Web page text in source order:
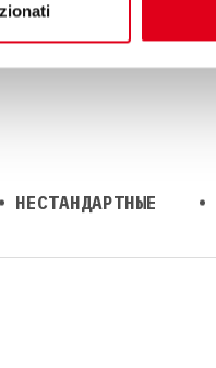
НЕСТАНДАРТНЫЕ